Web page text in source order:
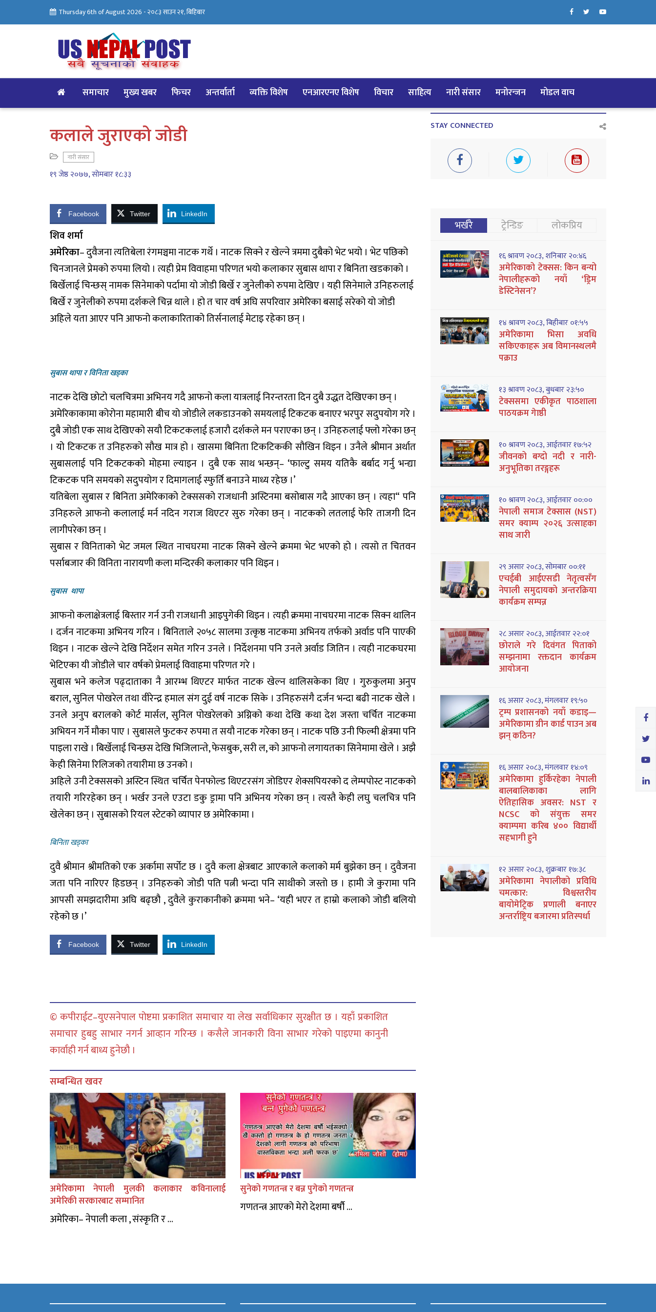
Thursday 6th of August 2026 -२०८३ साउन २१, बिहिबार
समाचार मुख्य खबर फिचर अन्तर्वार्ता व्यक्ति विशेष एनआरएनए विशेष विचार साहित्य नारी संसार मनोरन्जन मोडल वाच
कलाले जुराएको जोडी
नारी संसार
१९ जेष्ठ २०७७, सोमबार १८:३३
Facebook Twitter LinkedIn
शिव शर्मा
अमेरिका– दुवैजना त्यतिबेला रंगमञ्चमा नाटक गर्थे । नाटक सिक्ने र खेल्ने त्रममा दुबैको भेट भयो । भेट पछिको
चिनजानले प्रेमको रुपमा लियो । त्यही प्रेम विवाहमा परिणत भयो कलाकार सुबास थापा र बिनिता खडकाको ।
बिर्खेलाई चिन्छस् नामक सिनेमाको पर्दामा यो जोडी बिर्खे र जुनेलीको रुपमा देखिए । यही सिनेमाले उनिहरुलाई
बिर्खे र जुनेलीको रुपमा दर्शकले चिन्न थाले । हो त चार वर्ष अघि सपरिवार अमेरिका बसाई सरेको यो जोडी
अहिले यता आएर पनि आफनो कलाकारिताको तिर्सनालाई मेटाइ रहेका छन् ।
सुबास थापा र विनिता खड्का
नाटक देखि छोटो चलचित्रमा अभिनय गदै आफनो कला यात्रलाई निरन्तरता दिन दुबै उद्धत देखिएका छन् ।
अमेरिकाकामा कोरोना महामारी बीच यो जोडीले लकडाउनको समयलाई टिकटक बनाएर भरपुर सदुपयोग गरे ।
दुबै जोडी एक साथ देखिएको सयौ टिकटकलाई हजारौ दर्शकले मन पराएका छन् । उनिहरुलाई फ्लो गरेका छन्
। यो टिकटक त उनिहरुको सौख मात्र हो । खासमा बिनिता टिकटिककी सौखिन थिइन । उनैले श्रीमान अर्थात
सुबासलाई पनि टिकटकको मोहमा ल्याइन । दुबै एक साथ भन्छन्– ‘फाल्टु समय यतिकै बर्बाद गर्नु भन्द्या
टिकटक पनि समयको सदुपयोग र दिमागलाई स्फुर्ति बनाउने माध्य रहेछ ।’
यतिबेला सुबास र बिनिता अमेरिकाको टेक्ससको राजधानी अस्टिनमा बसोबास गदै आएका छन् । त्यहा“ पनि
उनिहरुले आफनो कलालाई मर्न नदिन गराज थिएटर सुरु गरेका छन् । नाटकको लतलाई फेरि ताजगी दिन
लागीपरेका छन् ।
सुबास र विनिताको भेट जमल स्थित नाचघरमा नाटक सिक्ने खेल्ने क्रममा भेट भएको हो । त्यसो त चितवन
पर्साबजार की विनिता नारायणी कला मन्दिरकी कलाकार पनि थिइन ।
सुबास थापा
आफनो कलाक्षेत्रलाई बिस्तार गर्न उनी राजधानी आइपुगेकी थिइन । त्यही क्रममा नाचघरमा नाटक सिक्न थालिन
। दर्जन नाटकमा अभिनय गरिन । बिनिताले २०५८ सालमा उत्कृष्ठ नाटकमा अभिनय तर्फको अर्वाड पनि पाएकी
थिइन । नाटक खेल्ने देखि निर्देशन समेत गरिन उनले । निर्देशनमा पनि उनले अर्वाड जितिन । त्यही नाटकघरमा
भेटिएका यी जोडीले चार वर्षको प्रेमलाई विवाहमा परिणत गरे ।
सुबास भने कलेज पढ्दाताका नै आरम्भ थिएटर मार्फत नाटक खेल्न थालिसकेका थिए । गुरुकुलमा अनुप
बराल, सुनिल पोखरेल तथा वीरेन्द्र हमाल संग दुई वर्ष नाटक सिके । उनिहरुसंगै दर्जन भन्दा बढी नाटक खेले ।
उनले अनुप बरालको कोर्ट मार्सल, सुनिल पोखरेलको अग्निको कथा देखि कथा देश जस्ता चर्चित नाटकमा
अभियन गर्ने मौका पाए । सुबासले फुटकर रुपमा त सयौ नाटक गरेका छन् । नाटक पछि उनी फिल्मी क्षेत्रमा पनि
पाइला राखे । बिर्खेलाई चिन्छस देखि भिजिलान्ते, फेसबुक, सरी ल, को आफनो लगायतका सिनेमामा खेले । अझै
केही सिनेमा रिलिजको तयारीमा छ उनको ।
अहिले उनी टेक्ससको अस्टिन स्थित चर्चित पेनफोल्ड थिएटरसंग जोडिएर शेक्सपियरको द लेम्पपोस्ट नाटकको
तयारी गरिरहेका छन् । भर्खर उनले एउटा डकु ड्रामा पनि अभिनय गरेका छन् । त्यस्तै केही लघु चलचित्र पनि
खेलेका छन् । सुबासको रियल स्टेटको व्यापार छ अमेरिकामा ।
बिनिता खड्का
दुवै श्रीमान श्रीमतिको एक अर्कामा सर्पोट छ । दुवै कला क्षेत्रबाट आएकाले कलाको मर्म बुझेका छन् । दुवैजना
जता पनि नारिएर हिडछन् । उनिहरुको जोडी पति पत्नी भन्दा पनि साथीको जस्तो छ । हामी जे कुरामा पनि
आपसी समझदारीमा अघि बढ्छौ , दुवैले कुराकानीको क्रममा भने– ‘यही भएर त हाम्रो कलाको जोडी बलियो
रहेको छ ।’
Facebook Twitter LinkedIn
© कपीराईट–युएसनेपाल पोष्टमा प्रकाशित समाचार या लेख सर्वाधिकार सुरक्षीत छ । यहाँ प्रकाशित
समाचार हुबहु साभार नगर्न आव्हान गरिन्छ । कसैले जानकारी विना साभार गरेको पाइएमा कानुनी
कार्वाही गर्न बाध्य हुनेछौ ।
सम्बन्धित खवर
अमेरिकामा नेपाली मुलकी कलाकार कविनालाई
अमेरिकी सरकारबाट सम्मानित
अमेरिका– नेपाली कला , संस्कृति र ...
सुनेको गणतन्त्र र बन्न पुगेको गणतन्त्र
गणतन्त्र आएको मेरो देशमा बर्षौ ...
STAY CONNECTED
भर्खरै ट्रेन्डिङ लोकप्रिय
१६ श्रावण २०८३, शनिबार २०:४६
अमेरिकाको टेक्सस: किन बन्यो
नेपालीहरूको नयाँ ‘ड्रिम
डेस्टिनेसन’?
१४ श्रावण २०८३, बिहीबार ०१:५५
अमेरिकामा भिसा अवधि
सकिएकाहरू अब विमानस्थलमै
पक्राउ
१३ श्रावण २०८३, बुधबार २३:५०
टेक्ससमा एकीकृत पाठशाला
पाठयक्रम गेाष्ठी
१० श्रावण २०८३, आईतवार १७:५२
जीवनको बग्दो नदी र नारी-
अनुभूतिका तरङ्गहरू
१० श्रावण २०८३, आईतवार ००:००
नेपाली समाज टेक्सास (NST)
समर क्याम्प २०२६ उत्साहका
साथ जारी
२९ असार २०८३, सोमबार ००:११
एचईबी आईएसडी नेतृत्वसँग
नेपाली समुदायको अन्तरक्रिया
कार्यक्रम सम्पन्न
२८ असार २०८३, आईतवार २२:०१
छोराले गरे दिवंगत पिताको
सम्झनामा रक्तदान कार्यक्रम
आयोजना
१६ असार २०८३, मंगलवार १९:५०
ट्रम्प प्रशासनको नयाँ कडाइ—
अमेरिकामा ग्रीन कार्ड पाउन अब
झन् कठिन?
१६ असार २०८३, मंगलवार १४:०९
अमेरिकामा हुर्किरहेका नेपाली
बालबालिकाका लागि
ऐतिहासिक अवसर: NST र
NCSC को संयुक्त समर
क्याम्पमा करिब ४०० विद्यार्थी
सहभागी हुने
१२ असार २०८३, शुक्रबार १७:३८
अमेरिकामा नेपालीको प्रविधि
चमत्कार: विश्वस्तरीय
बायोमेट्रिक प्रणाली बनाएर
अन्तर्राष्ट्रिय बजारमा प्रतिस्पर्धा